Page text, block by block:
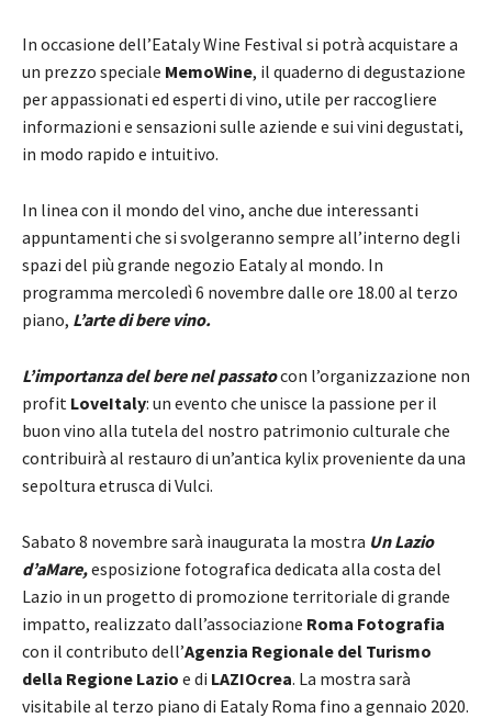
In occasione dell’Eataly Wine Festival si potrà acquistare a
un prezzo speciale MemoWine, il quaderno di degustazione
per appassionati ed esperti di vino, utile per raccogliere
informazioni e sensazioni sulle aziende e sui vini degustati,
in modo rapido e intuitivo.
In linea con il mondo del vino, anche due interessanti
appuntamenti che si svolgeranno sempre all’interno degli
spazi del più grande negozio Eataly al mondo. In
programma mercoledì 6 novembre dalle ore 18.00 al terzo
piano, L’arte di bere vino.
L’importanza del bere nel passatocon l’organizzazione non
profit LoveItaly: un evento che unisce la passione per il
buon vino alla tutela del nostro patrimonio culturale che
contribuirà al restauro di un’antica kylix proveniente da una
sepoltura etrusca di Vulci.
Sabato 8 novembre sarà inaugurata la mostra Un Lazio
d’aMare,esposizione fotografica dedicata alla costa del
Lazio in un progetto di promozione territoriale di grande
impatto, realizzato dall’associazione Roma Fotografia
con il contributo dell’Agenzia Regionale del Turismo
della Regione Lazio e di LAZIOcrea. La mostra sarà
visitabile al terzo piano di Eataly Roma fino a gennaio 2020.